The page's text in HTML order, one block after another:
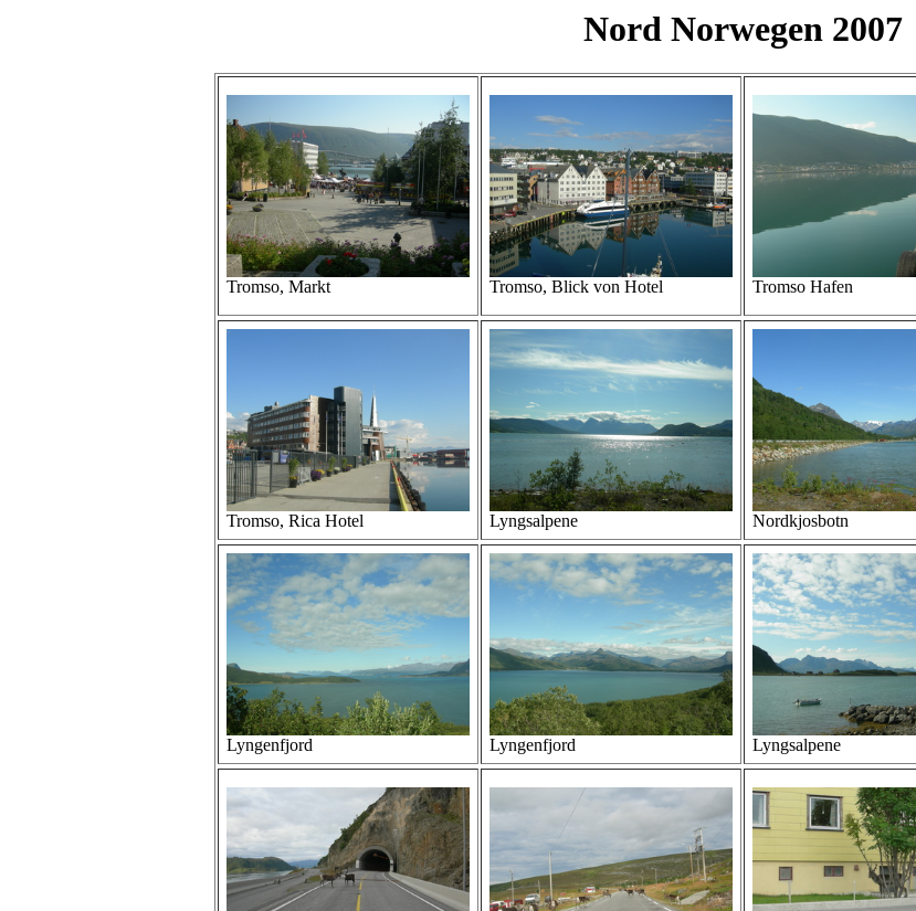
Nord Norwegen 2007
Tromso, Markt Tromso, Blick von Hotel Tromso Hafen
Tromso, Rica Hotel Lyngsalpene Nordkjosbotn
Lyngenfjord Lyngenfjord Lyngsalpene